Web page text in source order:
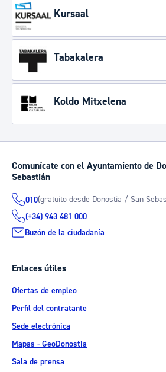
Kursaal
Tabakalera
Koldo Mitxelena
Comunícate con el Ayuntamiento de
Sebastián
010(gratuito desde Donostia / San
(+34) 943 481 000
Buzón de la ciudadanía
Enlaces útiles
Ofertas de empleo
Perfil del contratante
Sede electrónica
Mapas - GeoDonostia
Sala de prensa